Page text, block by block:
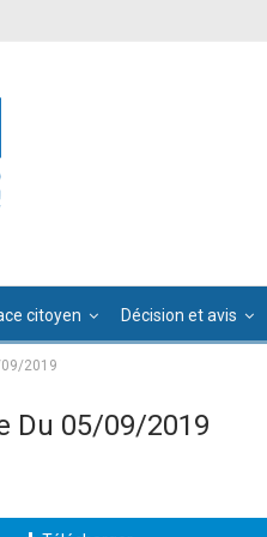
citoyen Décision et avis
2019
Du 05/09/2019